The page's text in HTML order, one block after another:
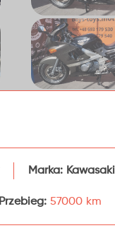
Marka: Kawasaki
Przebieg: 57000 km